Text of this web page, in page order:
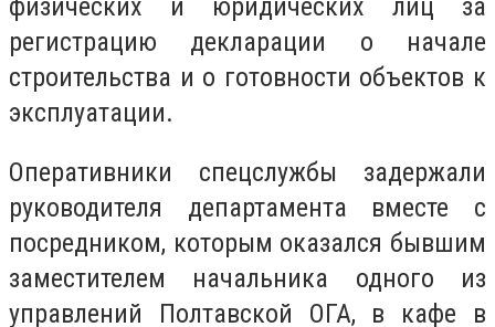
физических и юридических лиц за
регистрацию декларации о начале
строительства и о готовности объектов к
эксплуатации.
Оперативники спецслужбы задержали
руководителя департамента вместе с
посредником, которым оказался бывшим
заместителем начальника одного из
управлений Полтавской ОГА, в кафе в